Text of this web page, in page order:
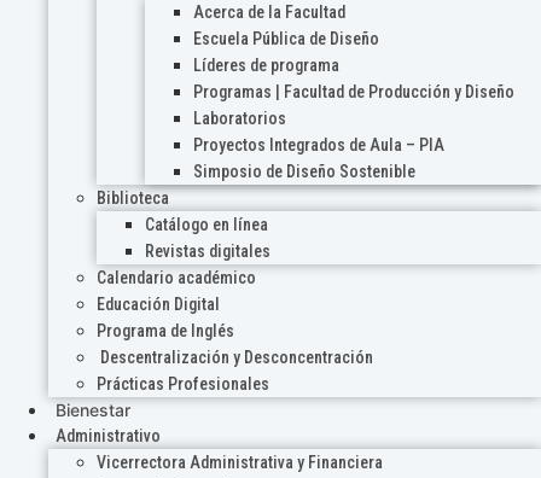
Acerca de la Facultad
Escuela Pública de Diseño
Líderes de programa
Programas | Facultad de Producción y Diseño
Laboratorios
Proyectos Integrados de Aula – PIA
Simposio de Diseño Sostenible
Biblioteca
Catálogo en línea
Revistas digitales
Calendario académico
Educación Digital
Programa de Inglés
Descentralización y Desconcentración
Prácticas Profesionales
Bienestar
Administrativo
Vicerrectora Administrativa y Financiera